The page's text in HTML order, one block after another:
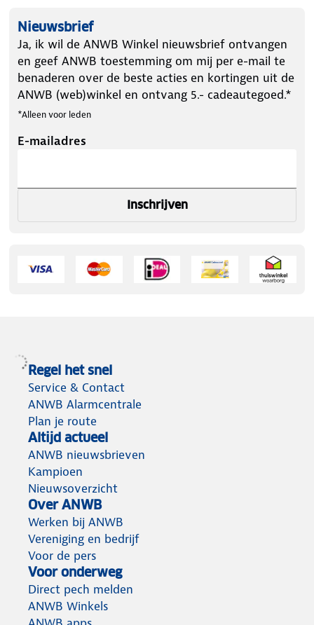
Nieuwsbrief
Ja, ik wil de ANWB Winkel nieuwsbrief ontvangen
en geef ANWB toestemming om mij per e-mail te
benaderen over de beste acties en kortingen uit de
ANWB (web)winkel en ontvang 5.- cadeautegoed.*
*Alleen voor leden
E-mailadres
Inschrijven
Regel het snel
Service & Contact
ANWB Alarmcentrale
Plan je route
Altijd actueel
ANWB nieuwsbrieven
Kampioen
Nieuwsoverzicht
Over ANWB
Werken bij ANWB
Vereniging en bedrijf
Voor de pers
Voor onderweg
Direct pech melden
ANWB Winkels